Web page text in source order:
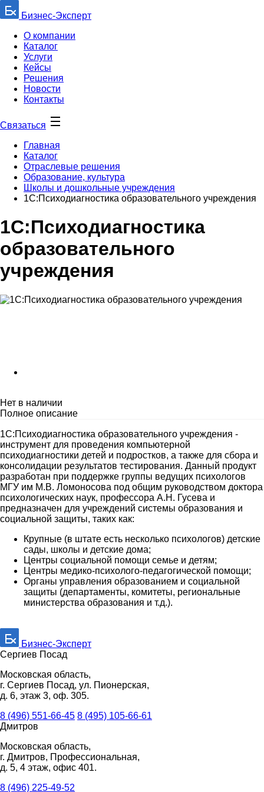
Бизнес-Эксперт
О компании
Каталог
Услуги
Кейсы
Решения
Новости
Контакты
Связаться
Главная
Каталог
Отраслевые решения
Образование, культура
Школы и дошкольные учреждения
1С:Психодиагностика образовательного учреждения
1С:Психодиагностика
образовательного
учреждения
Нет в наличии
Полное описание
1С:Психодиагностика образовательного учреждения -
инструмент для проведения компьютерной
психодиагностики детей и подростков, а также для сбора и
консолидации результатов тестирования. Данный продукт
разработан при поддержке группы ведущих психологов
МГУ им М.В. Ломоносова под общим руководством доктора
психологических наук, профессора А.Н. Гусева и
предназначен для учреждений системы образования и
социальной защиты, таких как:
Крупные (в штате есть несколько психологов) детские
сады, школы и детские дома;
Центры социальной помощи семье и детям;
Центры медико-психолого-педагогической помощи;
Органы управления образованием и социальной
защиты (департаменты, комитеты, региональные
министерства образования и т.д.).
Бизнес-Эксперт
Сергиев Посад
Московская область,
г. Сергиев Посад, ул. Пионерская,
д. 6, этаж 3, оф. 305.
8 (496) 551-66-45 8 (495) 105-66-61
Дмитров
Московская область,
г. Дмитров, Профессиональная,
д. 5, 4 этаж, офис 401.
8 (496) 225-49-52